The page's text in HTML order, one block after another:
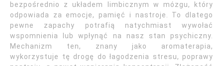
bezpośrednio z układem limbicznym w mózgu, który
odpowiada za emocje, pamięć i nastroje. To dlatego
pewne zapachy potrafią natychmiast wywołać
wspomnienia lub wpłynąć na nasz stan psychiczny.
Mechanizm ten, znany jako aromaterapia,
wykorzystuje tę drogę do łagodzenia stresu, poprawy